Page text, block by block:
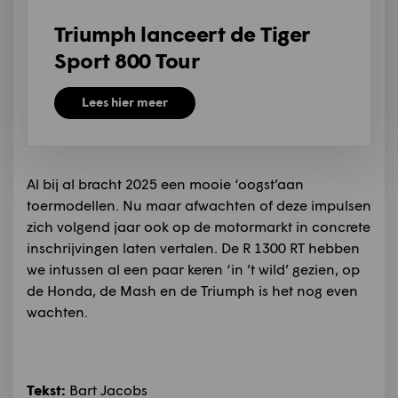
Triumph lanceert de Tiger
Sport 800 Tour
Lees hier meer
Al bij al bracht 2025 een mooie ‘oogst’aan
toermodellen. Nu maar afwachten of deze impulsen
zich volgend jaar ook op de motormarkt in concrete
inschrijvingen laten vertalen. De R 1300 RT hebben
we intussen al een paar keren ‘in ’t wild’ gezien, op
de Honda, de Mash en de Triumph is het nog even
wachten.
Tekst: Bart Jacobs